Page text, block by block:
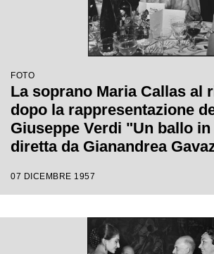
FOTO
La soprano Maria Callas al
dopo la rappresentazione
Giuseppe Verdi "Un ballo
diretta da Gianandrea
quale è stata inaugurata la
07 DICEMBRE 1957